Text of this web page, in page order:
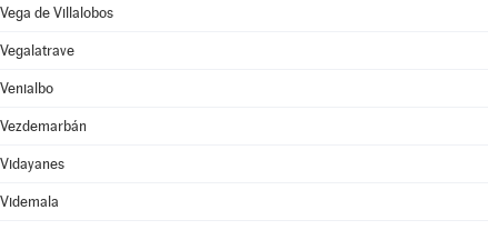
Vega de Villalobos
Vegalatrave
Venialbo
Vezdemarbán
Vidayanes
Videmala